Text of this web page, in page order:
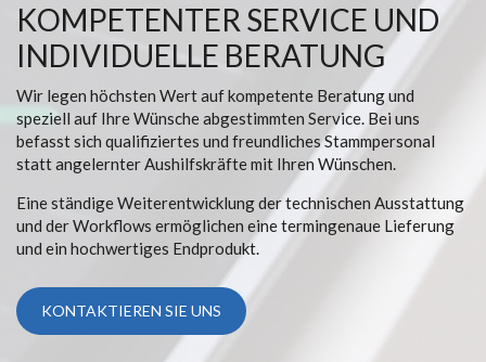
KOMPETENTER SERVICE UND
INDIVIDUELLE BERATUNG
Wir legen höchsten Wert auf kompetente Beratung und
speziell auf Ihre Wünsche abgestimmten Service. Bei uns
befasst sich qualifiziertes und freundliches Stammpersonal
statt angelernter Aushilfskräfte mit Ihren Wünschen.
Eine ständige Weiterentwicklung der technischen Ausstattung
und der Workflows ermöglichen eine termingenaue Lieferung
und ein hochwertiges Endprodukt.
KONTAKTIEREN SIE UNS